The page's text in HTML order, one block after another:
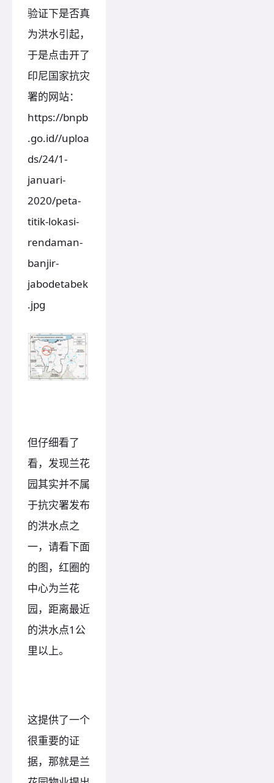
验证下是否真
为洪水引起，
于是点击开了
印尼国家抗灾
署的网站：
https://bnpb
.go.id//uploa
ds/24/1-
januari-
2020/peta-
titik-lokasi-
rendaman-
banjir-
jabodetabek
.jpg
但仔细看了
看，发现兰花
园其实并不属
于抗灾署发布
的洪水点之
一，请看下面
的图，红圈的
中心为兰花
园，距离最近
的洪水点1公
里以上。
这提供了一个
很重要的证
据，那就是兰